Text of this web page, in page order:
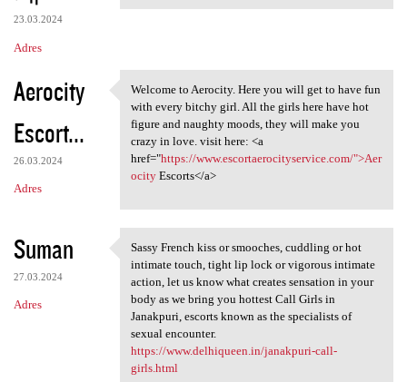
23.03.2024
Adres
Aerocity
Escort...
26.03.2024
Adres
Welcome to Aerocity. Here you
Welcome to Aerocity. Here you will get to have fun
with every bitchy girl. All the girls here have hot
figure and naughty moods, they will make you
crazy in love. visit here: <a
href="https://www.escortaerocityservice.com/">Aer
ocityEscorts</a>
Suman
27.03.2024
Adres
Sassy French kiss or smooches
Sassy French kiss or smooches, cuddling or hot
intimate touch, tight lip lock or vigorous intimate
action, let us know what creates sensation in your
body as we bring you hottest Call Girls in
Janakpuri, escorts known as the specialists of
sexual encounter.
https://www.delhiqueen.in/janakpuri-call-
girls.html